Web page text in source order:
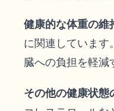
健康的な体重の維
に関連しています
臓への負担を軽減
その他の健康状態